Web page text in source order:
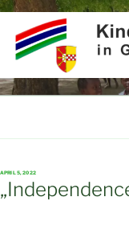
Zum
Inhalt
springen
Partner für Afrika e.V.
VERÖFFENTLICHT
APRIL 5, 2022